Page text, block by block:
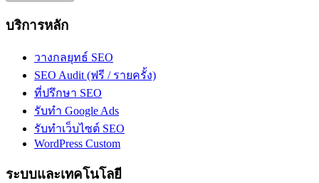
บริการหลัก
วางกลยุทธ์ SEO
SEO Audit (ฟรี / รายครั้ง)
ที่ปรึกษา SEO
รับทำ Google Ads
รับทำเว็บไซต์ SEO
WordPress Custom
ระบบและเทคโนโลยี